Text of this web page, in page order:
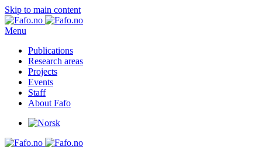
Skip to main content
Menu
Publications
Research areas
Projects
Events
Staff
About Fafo